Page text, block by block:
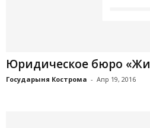
Юридическое бюро
Государыня Кострома - Апр 19, 2016